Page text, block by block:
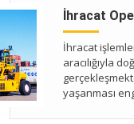
İhracat
İhracat
aracılığıyla
yaşanması